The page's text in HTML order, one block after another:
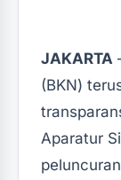
JAKARTA
(BKN)
Aparatur